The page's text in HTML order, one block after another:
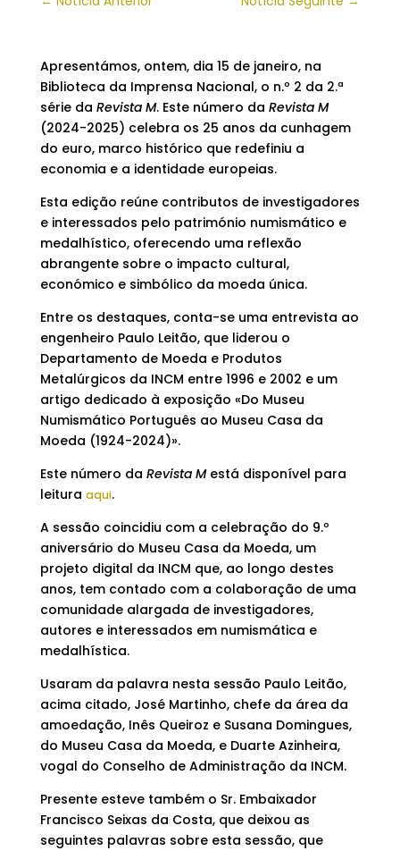
Apresentámos, ontem, dia 15 de janeiro, na
Biblioteca da Imprensa Nacional, o n.º 2 da 2.ª
série da Revista M. Este número da Revista M
(2024-2025) celebra os 25 anos da cunhagem
do euro, marco histórico que redefiniu a
economia e a identidade europeias.
Esta edição reúne contributos de investigadores
e interessados pelo património numismático e
medalhístico, oferecendo uma reflexão
abrangente sobre o impacto cultural,
económico e simbólico da moeda única.
Entre os destaques, conta-se uma entrevista ao
engenheiro Paulo Leitão, que liderou o
Departamento de Moeda e Produtos
Metalúrgicos da INCM entre 1996 e 2002 e um
artigo dedicado à exposição «Do Museu
Numismático Português ao Museu Casa da
Moeda (1924-2024)».
Este número da Revista Mestá disponível para
leitura aqui.
A sessão coincidiu com a celebração do 9.º
aniversário do Museu Casa da Moeda, um
projeto digital da INCM que, ao longo destes
anos, tem contado com a colaboração de uma
comunidade alargada de investigadores,
autores e interessados em numismática e
medalhística.
Usaram da palavra nesta sessão Paulo Leitão,
acima citado, José Martinho, chefe da área da
amoedação, Inês Queiroz e Susana Domingues,
do Museu Casa da Moeda, e Duarte Azinheira,
vogal do Conselho de Administração da INCM.
Presente esteve também o Sr. Embaixador
Francisco Seixas da Costa, que deixou as
seguintes palavras sobre esta sessão, que